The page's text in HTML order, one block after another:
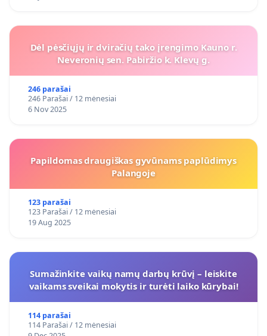
Dėl pėsčiųjų ir dviračių tako įrengimo Kauno r.
Neveronių sen. Pabiržio k. Klevų g.
246 parašai
246 Parašai / 12 mėnesiai
6 Nov 2025
Papildomas draugiškas gyvūnams paplūdimys
Palangoje
123 parašai
123 Parašai / 12 mėnesiai
19 Aug 2025
Sumažinkite vaikų namų darbų krūvį – leiskite
vaikams sveikai mokytis ir turėti laiko kūrybai!
114 parašai
114 Parašai / 12 mėnesiai